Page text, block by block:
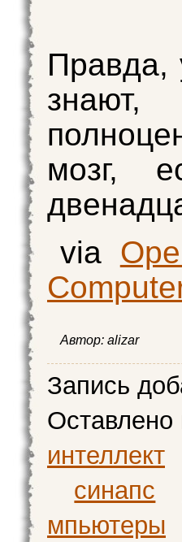
Правда,
мозг,
via
Автор: alizar
Запись
Оставлено
интеллект
синапс
мпьютеры